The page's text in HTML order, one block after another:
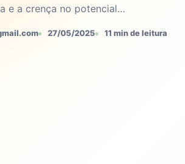
e a crença no potencial…
27/05/2025 11 min de leitura